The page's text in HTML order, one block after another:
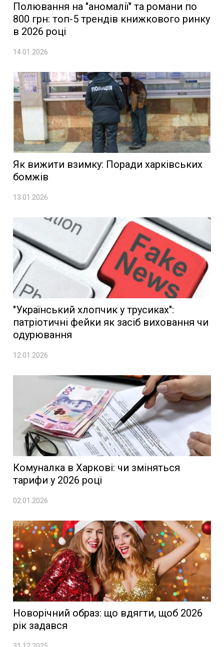
Полювання на "аномалії" та романи по
800 грн: топ-5 трендів книжкового ринку
в 2026 році
14.01.2026
Як вижити взимку: Поради харківських
бомжів
13.01.2026
"Український хлопчик у трусиках":
патріотичні фейки як засіб виховання чи
одурювання
12.01.2026
Комуналка в Харкові: чи зміняться
тарифи у 2026 році
02.01.2026
Новорічний образ: що вдягти, щоб 2026
рік задався